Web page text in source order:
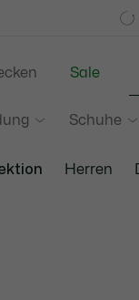
Schuhe
Sale
Herren